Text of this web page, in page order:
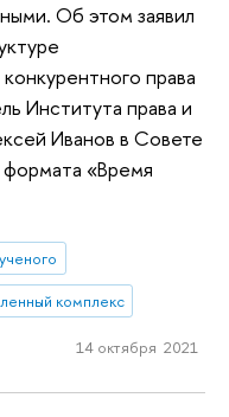
Об этом заявил
права
Института права и
Иванов в Совете
«Время
комплекс
14 октября 2021